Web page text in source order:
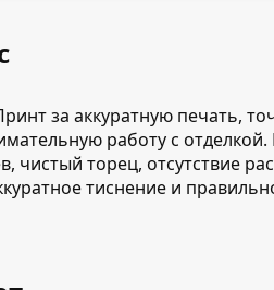
за аккуратную печать,
работу с
чистый торец, отсутствие
тиснение и